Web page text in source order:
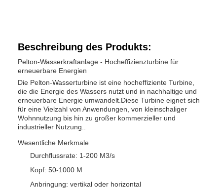
Beschreibung des Produkts:
Pelton-Wasserkraftanlage - Hocheffizienzturbine für
erneuerbare Energien
Die Pelton-Wasserturbine ist eine hocheffiziente Turbine,
die die Energie des Wassers nutzt und in nachhaltige und
erneuerbare Energie umwandelt.Diese Turbine eignet sich
für eine Vielzahl von Anwendungen, von kleinschaliger
Wohnnutzung bis hin zu großer kommerzieller und
industrieller Nutzung..
Wesentliche Merkmale
Durchflussrate: 1-200 M3/s
Kopf: 50-1000 M
Anbringung: vertikal oder horizontal